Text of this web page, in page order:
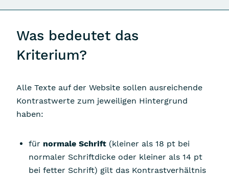
Was bedeutet das
Kriterium?
Alle Texte auf der Website sollen ausreichende
Kontrastwerte zum jeweiligen Hintergrund
haben:
für normale Schrift (kleiner als 18 pt bei
normaler Schriftdicke oder kleiner als 14 pt
bei fetter Schrift) gilt das Kontrastverhältnis